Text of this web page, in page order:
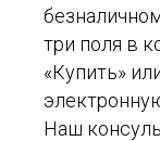
три поля в
«Купить»
Наш